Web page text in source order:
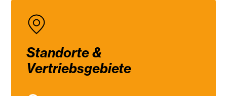
Standorte &
Vertriebsgebiete